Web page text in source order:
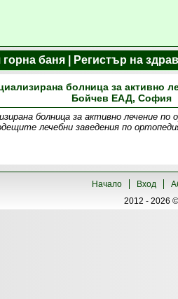
баня | Регистър на
болница за активно
Бойчев ЕАД, София
болница за активно лечение
лечебни заведения по
Начало Вход
2012 - 2026 ©